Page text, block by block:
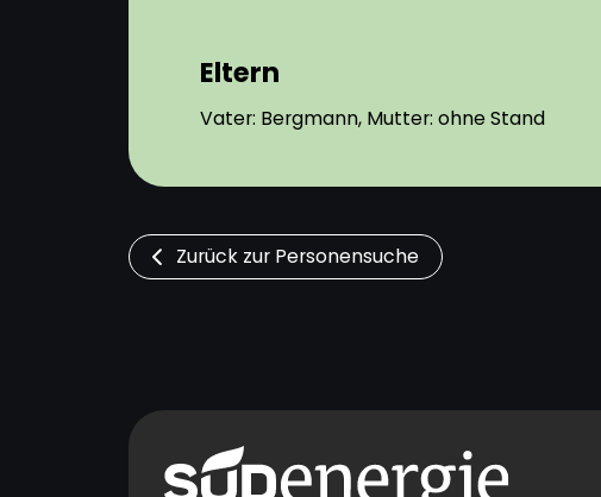
Eltern
Vater: Bergmann, Mutter: ohne Stand
Zurück zur Personensuche